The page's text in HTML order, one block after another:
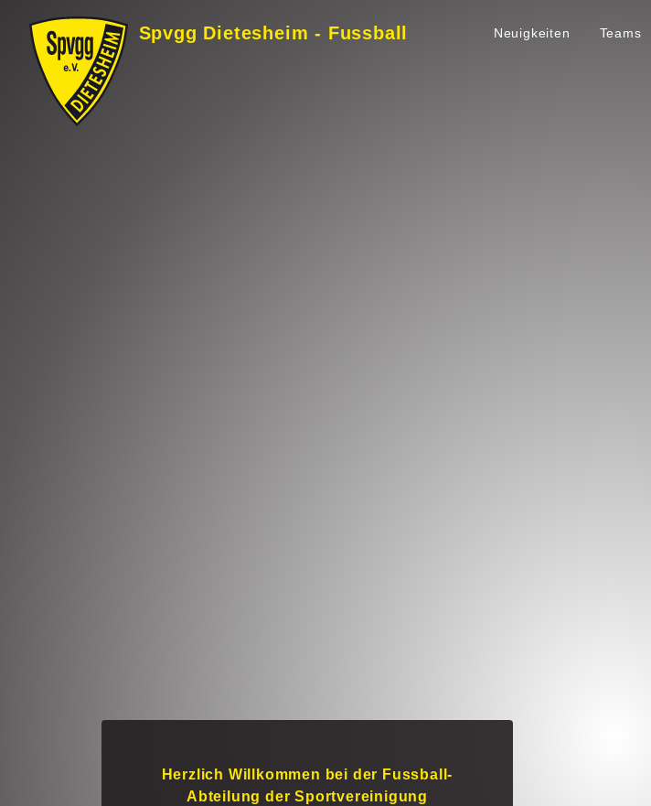
Content
Spvgg Dietesheim - Fussball Neuigkeiten Teams
Herzlich Willkommen bei der Fussball-
Abteilung der Sportvereinigung